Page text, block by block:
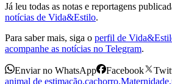
Já leu todas as notas e reportagens
notícias de Vida&Estilo.
Para saber mais, siga o perfil de
acompanhe as notícias no Telegram.
Enviar no WhatsApp Facebook
animal de estimação,cachorro,Maternidade,